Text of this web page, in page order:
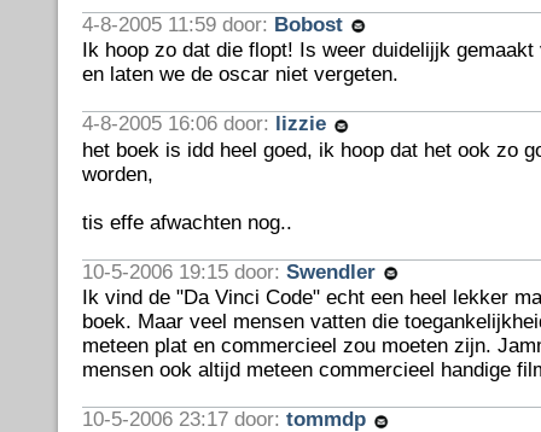
4-8-2005 11:59 door: Bobost
Ik hoop zo dat die flopt! Is weer duidelijjk
en laten we de oscar niet vergeten.
4-8-2005 16:06 door: lizzie
het boek is idd heel goed, ik hoop dat het ook zo
worden,
tis effe afwachten nog..
10-5-2006 19:15 door: Swendler
Ik vind de "Da Vinci Code" echt een heel lekker
boek. Maar veel mensen vatten die
meteen plat en commercieel zou moeten zijn.
mensen ook altijd meteen commercieel handige
10-5-2006 23:17 door: tommdp